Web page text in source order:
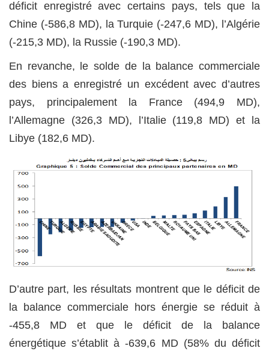
déficit enregistré avec certains pays, tels que la
Chine (-586,8 MD), la Turquie (-247,6 MD), l’Algérie
(-215,3 MD), la Russie (-190,3 MD).
En revanche, le solde de la balance commerciale
des biens a enregistré un excédent avec d’autres
pays, principalement la France (494,9 MD),
l’Allemagne (326,3 MD), l’Italie (119,8 MD) et la
Libye (182,6 MD).
D’autre part, les résultats montrent que le déficit de
la balance commerciale hors énergie se réduit à
-455,8 MD et que le déficit de la balance
énergétique s’établit à -639,6 MD (58% du déficit